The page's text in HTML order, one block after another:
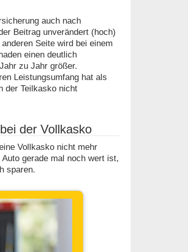
auch nach
Beitrag unverändert (hoch)
Seite wird bei einem
einen deutlich
zu Jahr größer.
Leistungsumfang hat als
der Teilkasko nicht
der Vollkasko
Vollkasko nicht mehr
gerade mal noch wert ist,
sparen.